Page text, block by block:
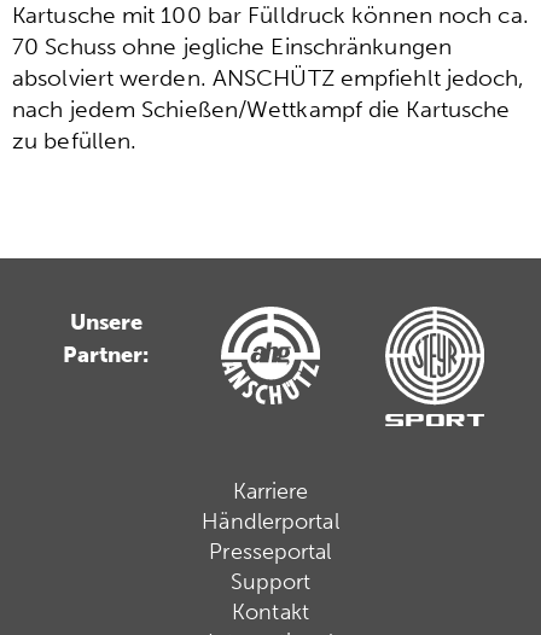
Kartusche mit 100 bar Fülldruck können noch ca.
70 Schuss ohne jegliche Einschränkungen
absolviert werden. ANSCHÜTZ empfiehlt jedoch,
nach jedem Schießen/Wettkampf die Kartusche
zu befüllen.
Unsere
Partner:
Karriere
Händlerportal
Presseportal
Support
Kontakt